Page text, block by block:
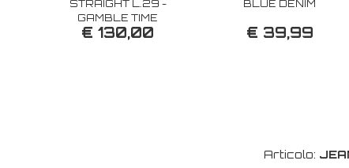
STRAIGHT L.29 -
GAMBLE TIME
€ 130,00
BLUE DENIM
€ 39,99
Articolo: